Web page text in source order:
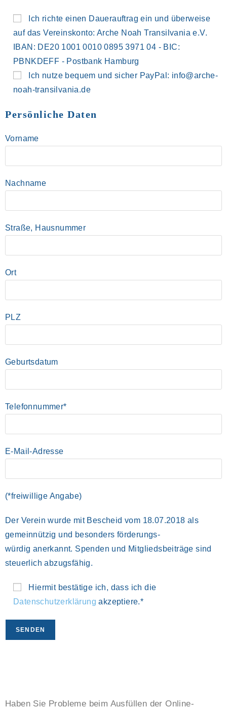
Ich richte einen Dauerauftrag ein und überweise
auf das Vereinskonto: Arche Noah Transilvania e.V.
IBAN: DE20 1001 0010 0895 3971 04 - BIC:
PBNKDEFF - Postbank Hamburg
Ich nutze bequem und sicher PayPal: info@arche-
noah-transilvania.de
Persönliche Daten
Vorname
Nachname
Straße, Hausnummer
Ort
PLZ
Geburtsdatum
Telefonnummer*
E-Mail-Adresse
(*freiwillige Angabe)
Der Verein wurde mit Bescheid vom 18.07.2018 als
gemeinnützig und besonders förderungs-
würdig anerkannt. Spenden und Mitgliedsbeiträge sind
steuerlich abzugsfähig.
Hiermit bestätige ich, dass ich die
Datenschutzerklärungakzeptiere.*
Haben Sie Probleme beim Ausfüllen der Online-